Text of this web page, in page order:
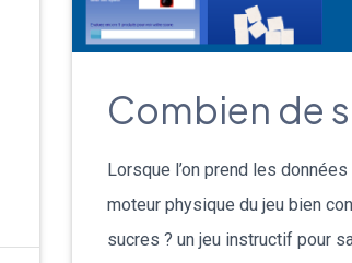
Combien de
Lorsque l’on prend les
moteur physique du jeu bien
sucres ? un jeu instructif pour